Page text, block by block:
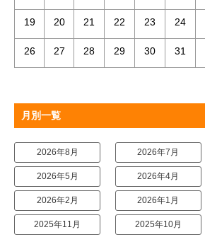
19 20 21 22 23 24
26 27 28 29 30 31
月別一覧
2026年8月 2026年7月
2026年5月 2026年4月
2026年2月 2026年1月
2025年11月 2025年10月